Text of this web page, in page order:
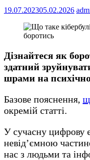
19.07.202305.02.2026
Дізнайтеся як
здатний
шрами на
Базове пояснення,
окремій статті.
У сучасну цифрову
невід’ємною
нас з людьми та